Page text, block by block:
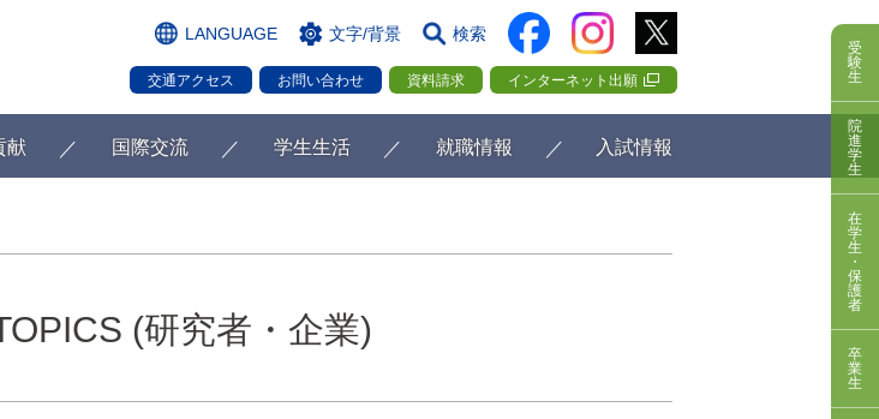
LANGUAGE 文字/背景 検索
交通アクセス お問い合わせ 資料請求 インターネット出願
献 国際交流 学生生活 就職情報 入試情報
受
験
生
院
進
学
生
在
学
生
・
保
護
者
卒
業
生
(研究者・企業)